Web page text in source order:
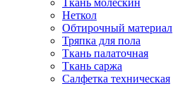
Ткань молескин
Неткол
Обтирочный материал
Тряпка для пола
Ткань палаточная
Ткань саржа
Салфетка техническая